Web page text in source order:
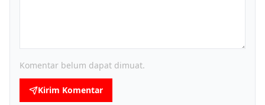
Komentar belum dapat dimuat.
Kirim Komentar